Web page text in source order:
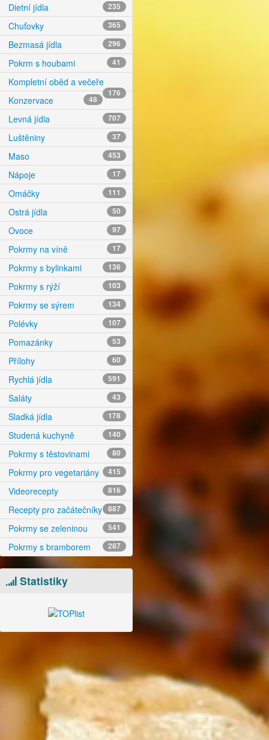
Dietní jídla 235
Chuťovky 365
Bezmasá jídla 296
Pokrm s houbami 41
Kompletní oběd a večeře
176
Konzervace 48
Levná jídla 707
Luštěniny 37
Maso 453
Nápoje 17
Omáčky 111
Ostrá jídla 50
Ovoce 97
Pokrmy na víně 17
Pokrmy s bylinkami 136
Pokrmy s rýží 103
Pokrmy se sýrem 134
Polévky 107
Pomazánky 53
Přílohy 60
Rychlá jídla 591
Saláty 43
Sladká jídla 178
Studená kuchyně 140
Pokrmy s těstovinami 80
Pokrmy pro vegetariány 415
Videorecepty 816
Recepty pro začátečníky 887
Pokrmy se zeleninou 541
Pokrmy s bramborem 287
Statistiky